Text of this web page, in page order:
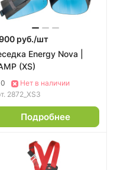
руб./шт
Energy Nova |
(XS)
0
Нет в наличии
2872_XS3
Подробнее